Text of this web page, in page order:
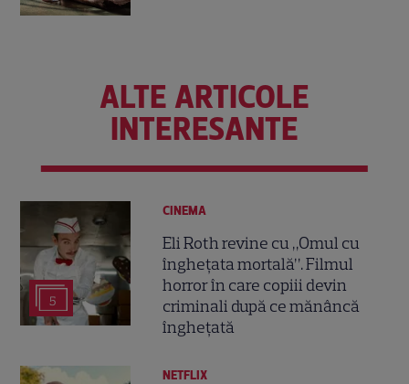
ALTE ARTICOLE
INTERESANTE
5
CINEMA
Eli Roth revine cu „Omul cu
înghețata mortală”. Filmul
horror în care copiii devin
criminali după ce mănâncă
înghețată
NETFLIX